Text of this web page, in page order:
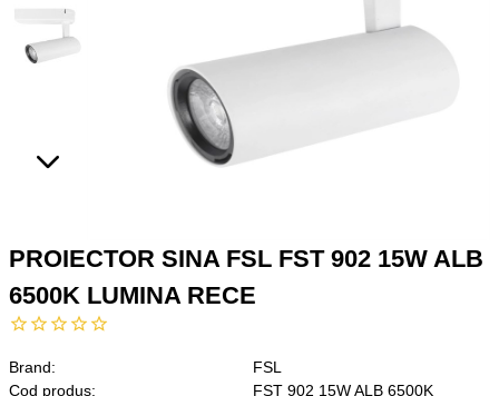
PROIECTOR SINA FSL FST 902 15W ALB
6500K LUMINA RECE
Brand:
FSL
Cod produs:
FST 902 15W ALB 6500K